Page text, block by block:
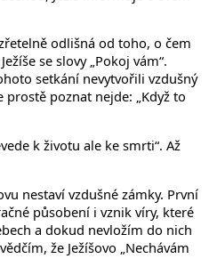
odlišná od toho, o čem
se slovy „Pokoj vám“.
setkání nevytvořili vzdušný
poznat nejde: „Když to
k životu ale ke smrti“. Až
nestaví vzdušné zámky. První
působení i vznik víry, které
a dokud nevložím do nich
že Ježíšovo „Nechávám